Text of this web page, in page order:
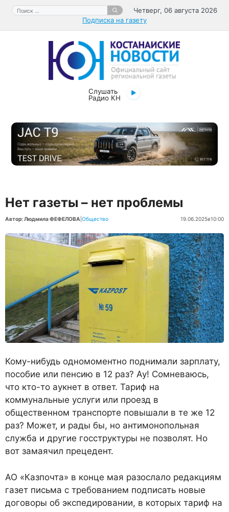
Перейти
содержимому
Поиск:
Четверг, 06 августа 2026
Подписка на газету
Слушать
Радио КН
Нет газеты – нет проблемы
Автор: Людмила ФЕФЕЛОВА Общество 19.06.2025в10:00
Кому-нибудь одномоментно поднимали зарплату,
пособие или пенсию в 12 раз? Ау! Сомневаюсь,
что кто-то аукнет в ответ. Тариф на
коммунальные услуги или проезд в
общественном транспорте повышали в те же 12
раз? Может, и рады бы, но антимонопольная
служба и другие госструктуры не позволят. Но
вот замаячил прецедент.
АО «Казпочта» в конце мая разослало редакциям
газет письма с требованием подписать новые
договоры об экспедировании, в которых тариф на